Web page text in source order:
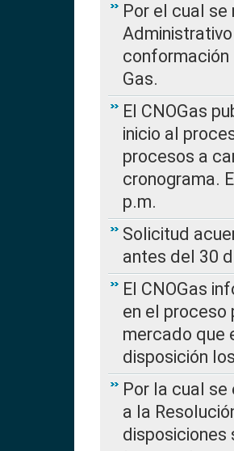
Por el cual
conformación
Gas.
El CNOGas
inicio al
procesos a
cronograma.
p.m.
Solicitud
antes del 30
El CNOGas
en el
mercado que
disposición
Por la cual se
a la
disposiciones